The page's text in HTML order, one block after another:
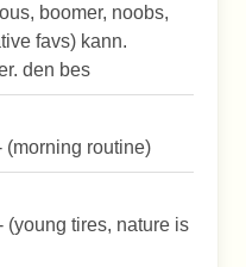
boomer, noobs,
favs) kann.
den bes
(morning routine)
(young tires, nature is